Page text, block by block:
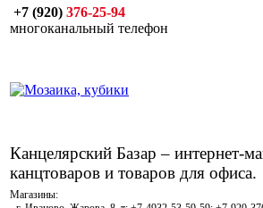
+7 (920) 376-25-94
многоканальный телефон
Канцелярский Базар – интернет-
канцтоваров и товаров для офиса.
Магазины: